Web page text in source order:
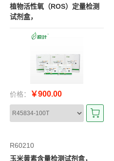
植物活性氧（ROS）定量检测
试剂盒，
价格： ￥900.00
R60210
玉米黄素含量检测试剂盒，